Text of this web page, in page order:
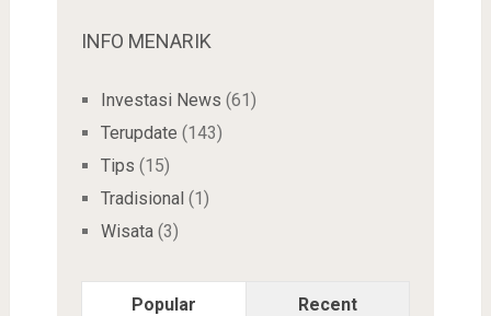
INFO MENARIK
Investasi News (61)
Terupdate (143)
Tips (15)
Tradisional (1)
Wisata(3)
Popular Recent